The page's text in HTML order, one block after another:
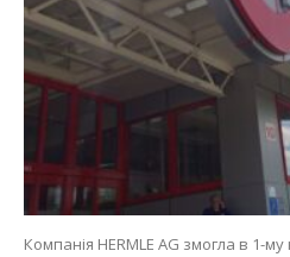
Компанія HERMLE AG змогла в 1-